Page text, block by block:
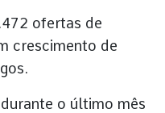
ofertas de
crescimento de
o último mês